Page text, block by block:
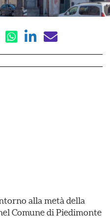
alla metà della
Comune di Piedimonte